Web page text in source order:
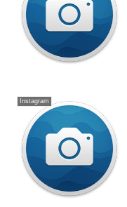
Instagram